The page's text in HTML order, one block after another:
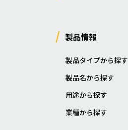
製品情報
製品タイプから探す
製品名から探す
用途から探す
業種から探す